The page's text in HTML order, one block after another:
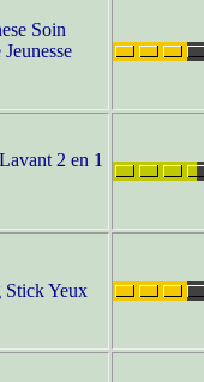
Soin
2 en 1
Yeux